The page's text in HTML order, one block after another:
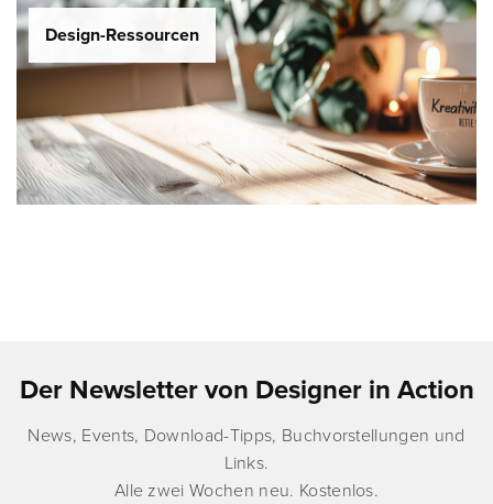
Design-Ressourcen
Der Newsletter von Designer in Action
News, Events, Download-Tipps, Buchvorstellungen und
Links.
Alle zwei Wochen neu. Kostenlos.